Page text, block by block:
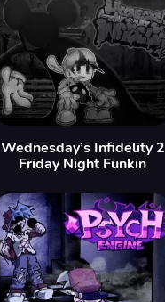
Wednesday’s Infidelity 2
Friday Night Funkin